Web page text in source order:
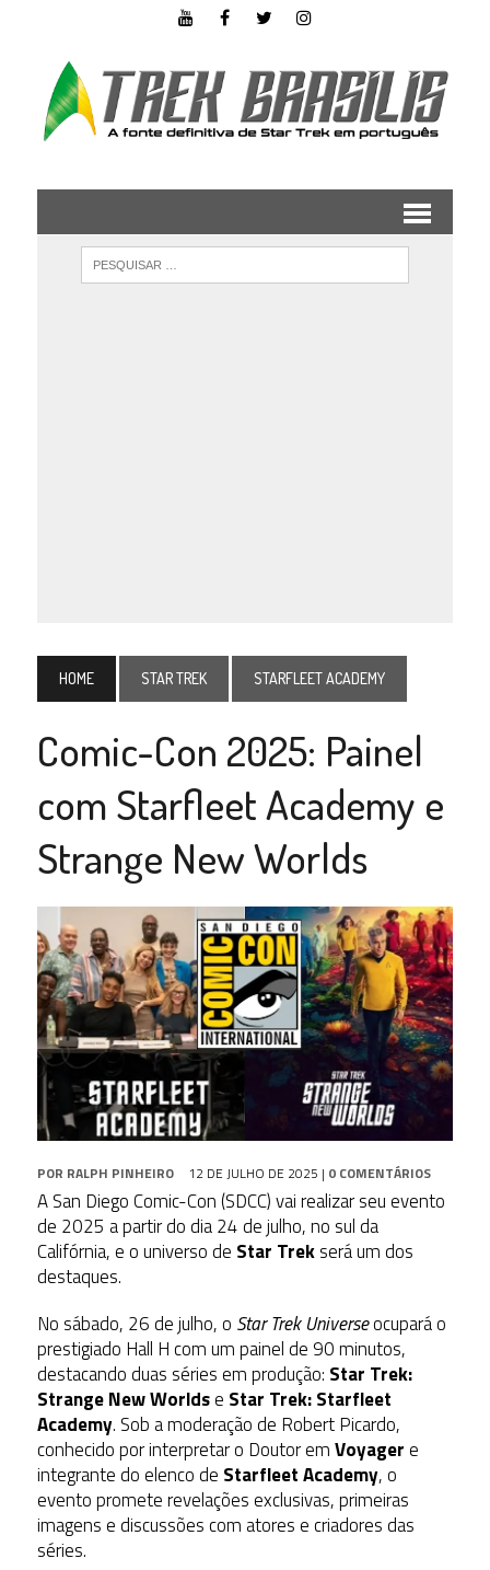
HOME STAR TREK STARFLEET ACADEMY
Comic-Con 2025: Painel
com Starfleet Academy e
Strange New Worlds
POR RALPH PINHEIRO 12 DE JULHO DE 2025 | 0 COMENTÁRIOS
A San Diego Comic-Con (SDCC) vai realizar seu evento
de 2025 a partir do dia 24 de julho, no sul da
Califórnia, e o universo de Star Trekserá um dos
destaques.
No sábado, 26 de julho, o Star Trek Universeocupará o
prestigiado Hall H com um painel de 90 minutos,
destacando duas séries em produção: Star Trek:
Strange New Worldse Star Trek: Starfleet
Academy. Sob a moderação de Robert Picardo,
conhecido por interpretar o Doutor emVoyagere
integrante do elenco de Starfleet Academy, o
evento promete revelações exclusivas, primeiras
imagens e discussões com atores e criadores das
séries.